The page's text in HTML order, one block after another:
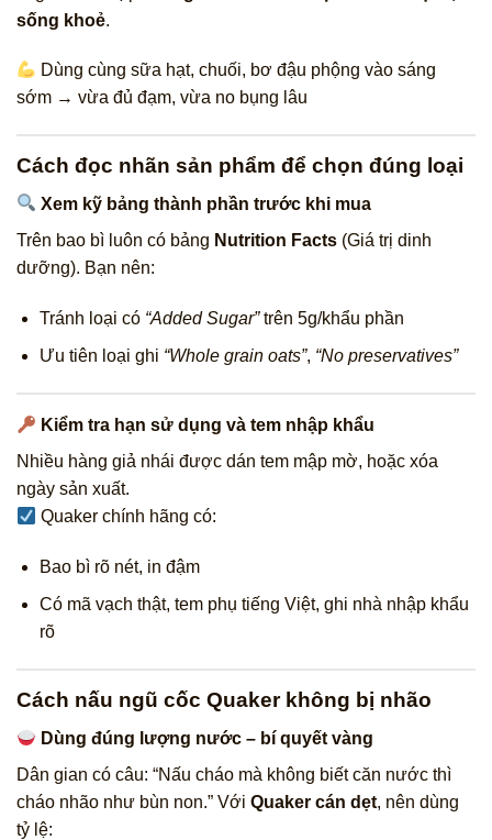
sống khoẻ.
Dùng cùng sữa hạt, chuối, bơ đậu phộng vào sáng
sớm → vừa đủ đạm, vừa no bụng lâu
Cách đọc nhãn sản phẩm để chọn đúng loại
Xem kỹ bảng thành phần trước khi mua
Trên bao bì luôn có bảng Nutrition Facts (Giá trị dinh
dưỡng). Bạn nên:
Tránh loại có “Added Sugar”trên 5g/khẩu phần
Ưu tiên loại ghi “Whole grain oats”, “No preservatives”
Kiểm tra hạn sử dụng và tem nhập khẩu
Nhiều hàng giả nhái được dán tem mập mờ, hoặc xóa
ngày sản xuất.
Quaker chính hãng có:
Bao bì rõ nét, in đậm
Có mã vạch thật, tem phụ tiếng Việt, ghi nhà nhập khẩu
rõ
Cách nấu ngũ cốc Quaker không bị nhão
Dùng đúng lượng nước – bí quyết vàng
Dân gian có câu: “Nấu cháo mà không biết căn nước thì
cháo nhão như bùn non.” Với Quaker cán dẹt, nên dùng
tỷ lệ: